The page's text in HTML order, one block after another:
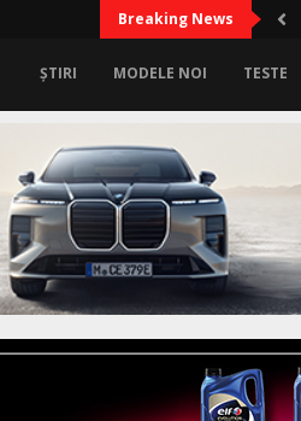
Breaking News
ȘTIRI MODELE NOI TESTE